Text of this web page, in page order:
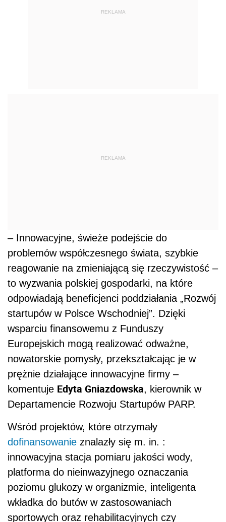
REKLAMA
REKLAMA
– Innowacyjne, świeże podejście do
problemów współczesnego świata, szybkie
reagowanie na zmieniającą się rzeczywistość –
to wyzwania polskiej gospodarki, na które
odpowiadają beneficjenci poddziałania „Rozwój
startupów w Polsce Wschodniej”. Dzięki
wsparciu finansowemu z Funduszy
Europejskich mogą realizować odważne,
nowatorskie pomysły, przekształcając je w
prężnie działające innowacyjne firmy ­–
komentuje Edyta Gniazdowska, kierownik w
Departamencie Rozwoju Startupów PARP.
Wśród projektów, które otrzymały
dofinansowanie znalazły się m. in. :
innowacyjna stacja pomiaru jakości wody,
platforma do nieinwazyjnego oznaczania
poziomu glukozy w organizmie, inteligenta
wkładka do butów w zastosowaniach
sportowych oraz rehabilitacyjnych czy